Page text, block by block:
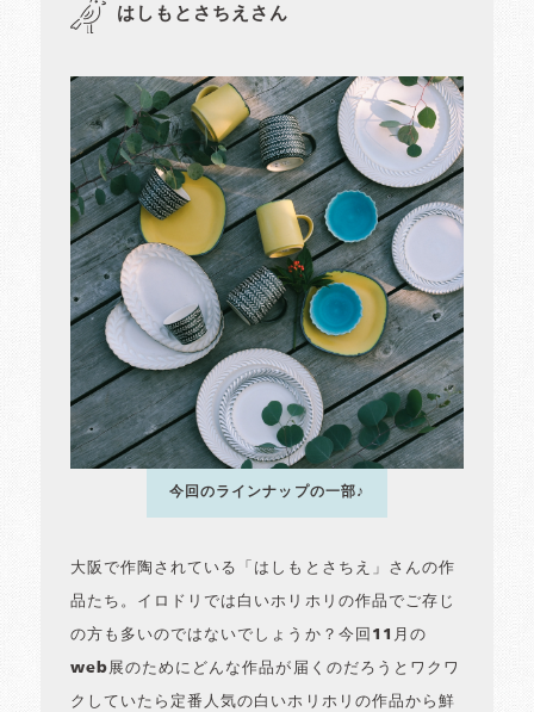
はしもとさちえさん
今回のラインナップの一部♪
大阪で作陶されている「はしもとさちえ」さんの作
品たち。イロドリでは白いホリホリの作品でご存じ
の方も多いのではないでしょうか？今回11月の
web展のためにどんな作品が届くのだろうとワクワ
クしていたら定番人気の白いホリホリの作品から鮮